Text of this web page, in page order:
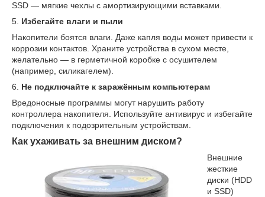
SSD — мягкие чехлы с амортизирующими вставками.
5. Избегайте влаги и пыли
Накопители боятся влаги. Даже капля воды может привести к
коррозии контактов. Храните устройства в сухом месте,
желательно — в герметичной коробке с осушителем
(например, силикагелем).
6. Не подключайте к заражённым компьютерам
Вредоносные программы могут нарушить работу
контроллера накопителя. Используйте антивирус и избегайте
подключения к подозрительным устройствам.
Как ухаживать за внешним диском?
Внешние
жесткие
диски (HDD
и SSD)